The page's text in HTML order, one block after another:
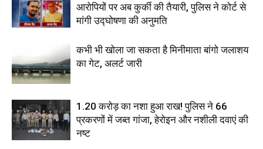
आरोपियों पर अब कुर्की की तैयारी, पुलिस ने कोर्ट से
मांगी उद्घोषणा की अनुमति
कभी भी खोला जा सकता है मिनीमाता बांगो जलाशय
का गेट, अलर्ट जारी
1.20 करोड़ का नशा हुआ राख! पुलिस ने 66
प्रकरणों में जब्त गांजा, हेरोइन और नशीली दवाएं की
नष्ट